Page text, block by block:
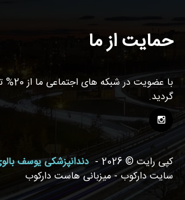
حمایت از ما
با
گردید.
کپی رایت © 2026 - دندانپزشکی یوسف
سایت دارکوب - میزبانی هاست دارکوب